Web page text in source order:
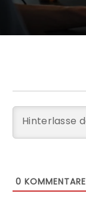
0 KOMMENTARE